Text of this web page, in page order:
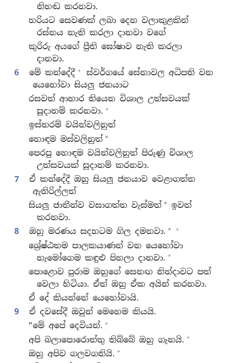
නිහඬ කරනවා.
හරියට සෙවණක් ලබා දෙන වලාකුළකින්
රස්නය නැති කරලා දානවා වගේ
කුරිරු අයගේ ප්‍රීති ඝෝෂාව නැති කරලා
දානවා.
6
මේ කන්දේදී +
ස්වර්ගයේ සේනාවල අධිපති වන
යෙහෝවා සියලු ජනයාට
රසවත් ආහාර තියෙන විශාල උත්සවයක්
සූදානම් කරනවා. +
ඉස්තරම් වයින්වලිනුත්
හොඳම මස්වලිනුත් *
පෙරපු හොඳම වයින්වලිනුත් පිරුණු විශාල
උත්සවයක් සූදානම් කරනවා.
7
ඒ කන්දේදී ඔහු සියලු ජනයාව වෙළාගත්ත
ඇතිරිල්ලත්
සියලු ජාතීන්ව වසාගත්ත වැස්මත් * ඉවත්
කරනවා.
8
ඔහු මරණය සදහටම ගිල දමනවා. * +
ශ්‍රේෂ්ඨතම පාලකයාණන් වන යෙහෝවා
හැමෝගෙම කඳුළු පිහලා දානවා. +
පොළොව පුරාම ඔහුගේ සෙනඟ නින්දාවට පත්
වෙලා හිටියා. ඒත් ඔහු ඒක අයින් කරනවා.
ඒ දේ කියන්නේ යෙහෝවායි.
9
ඒ දවසේදී ඔවුන් මෙහෙම කියයි.
“මේ අපේ දෙවියන්. +
අපි බලාපොරොත්තු තිබ්බේ ඔහු ගැනයි. +
ඔහු අපිව ගලවගනියි. +